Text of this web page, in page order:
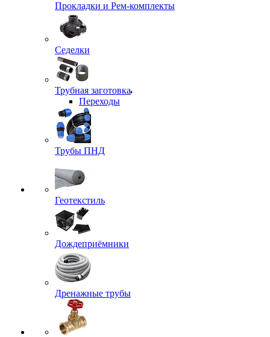
Прокладки и Рем-комплекты
Седелки
Трубная заготовка
Переходы
Трубы ПНД
Геотекстиль
Дождеприёмники
Дренажные трубы